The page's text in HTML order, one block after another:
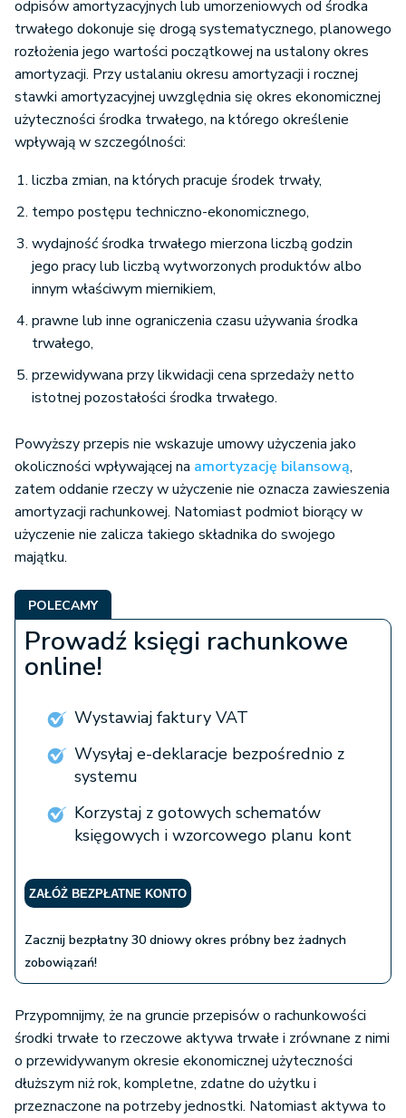
odpisów amortyzacyjnych lub umorzeniowych od środka
trwałego dokonuje się drogą systematycznego, planowego
rozłożenia jego wartości początkowej na ustalony okres
amortyzacji. Przy ustalaniu okresu amortyzacji i rocznej
stawki amortyzacyjnej uwzględnia się okres ekonomicznej
użyteczności środka trwałego, na którego określenie
wpływają w szczególności:
liczba zmian, na których pracuje środek trwały,
tempo postępu techniczno-ekonomicznego,
wydajność środka trwałego mierzona liczbą godzin
jego pracy lub liczbą wytworzonych produktów albo
innym właściwym miernikiem,
prawne lub inne ograniczenia czasu używania środka
trwałego,
przewidywana przy likwidacji cena sprzedaży netto
istotnej pozostałości środka trwałego.
Powyższy przepis nie wskazuje umowy użyczenia jako
okoliczności wpływającej na amortyzację bilansową,
zatem oddanie rzeczy w użyczenie nie oznacza zawieszenia
amortyzacji rachunkowej. Natomiast podmiot biorący w
użyczenie nie zalicza takiego składnika do swojego
majątku.
POLECAMY
Prowadź księgi rachunkowe
online!
Wystawiaj faktury VAT
Wysyłaj e-deklaracje bezpośrednio z
systemu
Korzystaj z gotowych schematów
księgowych i wzorcowego planu kont
ZAŁÓŻ BEZPŁATNE KONTO
Zacznij bezpłatny 30 dniowy okres próbny bez żadnych
zobowiązań!
Przypomnijmy, że na gruncie przepisów o rachunkowości
środki trwałe to rzeczowe aktywa trwałe i zrównane z nimi
o przewidywanym okresie ekonomicznej użyteczności
dłuższym niż rok, kompletne, zdatne do użytku i
przeznaczone na potrzeby jednostki. Natomiast aktywa to